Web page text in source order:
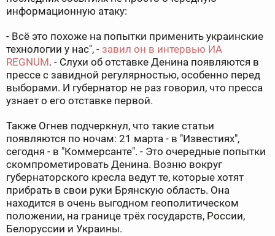
информационную атаку:
- Всё это похоже на попытки применить украинские
технологии у нас", - завил он в интервью ИА
REGNUM. - Слухи об отставке Денина появляются в
прессе с завидной регулярностью, особенно перед
выборами. И губернатор не раз говорил, что пресса
узнает о его отставке первой.
Также Огнев подчеркнул, что такие статьи
появляются по ночам: 21 марта - в "Известиях",
сегодня - в "Коммерсанте". - Это очередные попытки
скомпрометировать Денина. Возню вокруг
губернаторского кресла ведут те, которые хотят
прибрать в свои руки Брянскую область. Она
находится в очень выгодном геополитическом
положении, на границе трёх государств, России,
Белоруссии и Украины.